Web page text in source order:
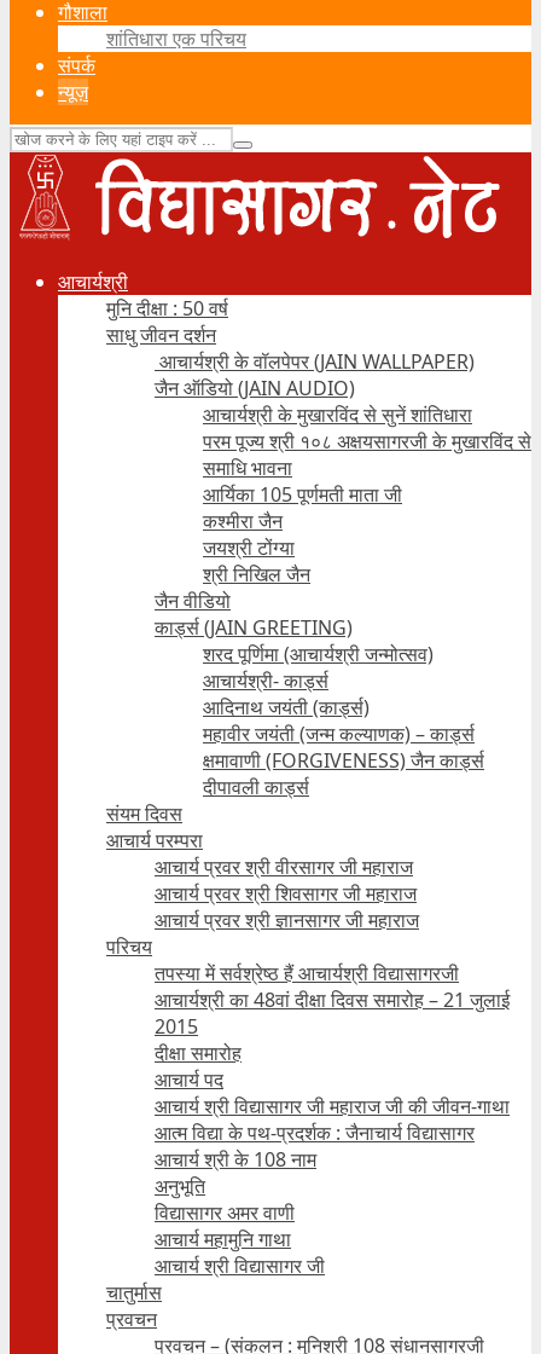
गौशाला
शांतिधारा एक परिचय
संपर्क
न्यूज़
आचार्यश्री
मुनि दीक्षा : 50 वर्ष
साधु जीवन दर्शन
आचार्यश्री के वॉलपेपर (JAIN WALLPAPER)
जैन ऑडियो (JAIN AUDIO)
आचार्यश्री के मुखारविंद से सुनें शांतिधारा
परम पूज्य श्री १०८ अक्षयसागरजी के मुखारविंद से
समाधि भावना
आर्यिका 105 पूर्णमती माता जी
कश्मीरा जैन
जयश्री टोंग्या
श्री निखिल जैन
जैन वीडियो
कार्ड्स (JAIN GREETING)
शरद पूर्णिमा (आचार्यश्री जन्मोत्सव)
आचार्यश्री- कार्ड्स
आदिनाथ जयंती (कार्ड्स)
महावीर जयंती (जन्म कल्याणक) – कार्ड्स
क्षमावाणी (FORGIVENESS) जैन कार्ड्स
दीपावली कार्ड्स
संयम दिवस
आचार्य परम्परा
आचार्य प्रवर श्री वीरसागर जी महाराज
आचार्य प्रवर श्री शिवसागर जी महाराज
आचार्य प्रवर श्री ज्ञानसागर जी महाराज
परिचय
तपस्या में सर्वश्रेष्ठ हैं आचार्यश्री विद्यासागरजी
आचार्यश्री का 48वां दीक्षा दिवस समारोह – 21 जुलाई
2015
दीक्षा समारोह
आचार्य पद
आचार्य श्री विद्यासागर जी महाराज जी की जीवन-गाथा
आत्म विद्या के पथ-प्रदर्शक : जैनाचार्य विद्यासागर
आचार्य श्री के 108 नाम
अनुभूति
विद्यासागर अमर वाणी
आचार्य महामुनि गाथा
आचार्य श्री विद्यासागर जी
चातुर्मास
प्रवचन
प्रवचन – (संकलन : मुनिश्री 108 संधानसागरजी